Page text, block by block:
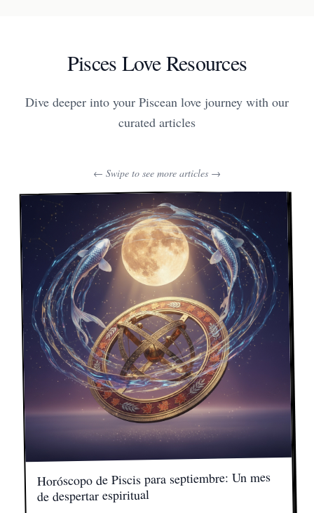
Pisces Love Resources
Dive deeper into your Piscean love journey with our
curated articles
← Swipe to see more articles →
Horóscopo de Piscis para septiembre: Un mes
de despertar espiritual